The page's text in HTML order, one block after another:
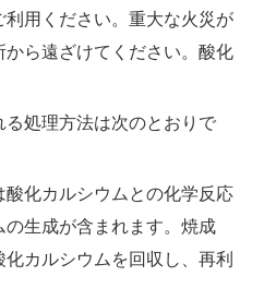
用ください。重大な火災が
ら遠ざけてください。酸化
処理方法は次のとおりで
化カルシウムとの化学反応
生成が含まれます。焼成
カルシウムを回収し、再利